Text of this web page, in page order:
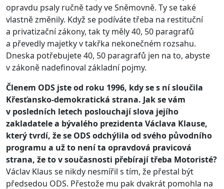
opravdu psaly ručně tady ve Sněmovně. Ty se také
vlastně změnily. Když se podíváte třeba na restituční
a privatizační zákony, tak ty měly 40, 50 paragrafů
a převedly majetky v takřka nekonečném rozsahu.
Dneska potřebujete 40, 50 paragrafů jen na to, abyste
v zákoně nadefinoval základní pojmy.
Členem ODS jste od roku 1996, kdy se s ní sloučila
Křesťansko-demokratická strana. Jak se vám
v posledních letech poslouchají slova jejího
zakladatele a bývalého prezidenta Václava Klause,
který tvrdí, že se ODS odchýlila od svého původního
programu a už to není ta opravdová pravicová
strana, že to v současnosti přebírají třeba Motoristé?
Václav Klaus se nikdy nesmířil s tím, že přestal být
předsedou ODS. Přestože mu pak dvakrát pomohla na